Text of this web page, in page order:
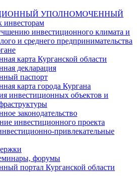
УПОЛНОМОЧЕННЫЙ
инвесторам
инвестиционного климата и
и среднего предпринимательства
карта Курганской области
декларация
паспорт
карта города Кургана
инвестиционных объектов и
законодательство
инвестиционного проекта
привлекательные
форумы
портал Курганской области